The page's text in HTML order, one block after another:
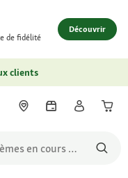
de fidélité
Découvrir
clients